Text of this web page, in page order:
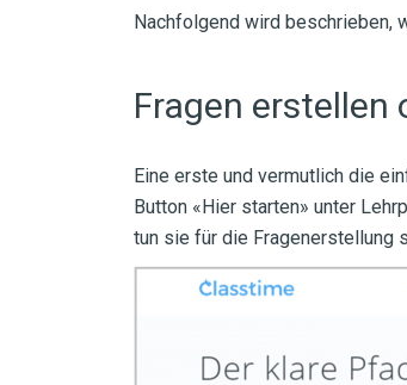
Nachfolgend wird beschrieben,
Fragen erstellen
Eine erste und vermutlich die
Button «Hier starten» unter
tun sie für die Fragenerstellung